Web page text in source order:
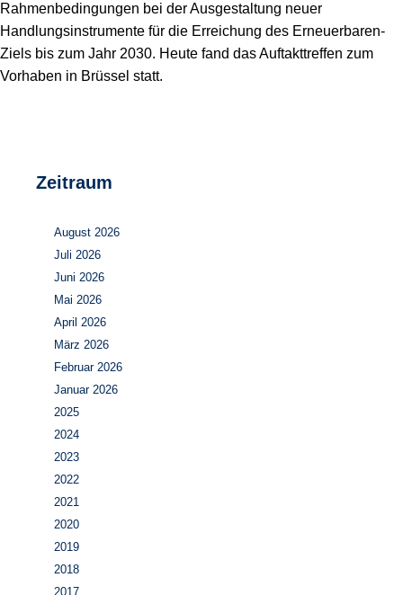
Rahmenbedingungen bei der Ausgestaltung neuer
Handlungsinstrumente für die Erreichung des Erneuerbaren-
Ziels bis zum Jahr 2030. Heute fand das Auftakttreffen zum
Vorhaben in Brüssel statt.
Zeitraum
August 2026
Juli 2026
Juni 2026
Mai 2026
April 2026
März 2026
Februar 2026
Januar 2026
2025
2024
2023
2022
2021
2020
2019
2018
2017